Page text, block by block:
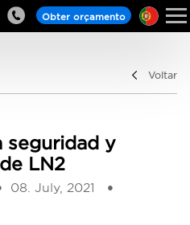
Obter orçamento
Voltar
seguridad y
LN2
08. July, 2021